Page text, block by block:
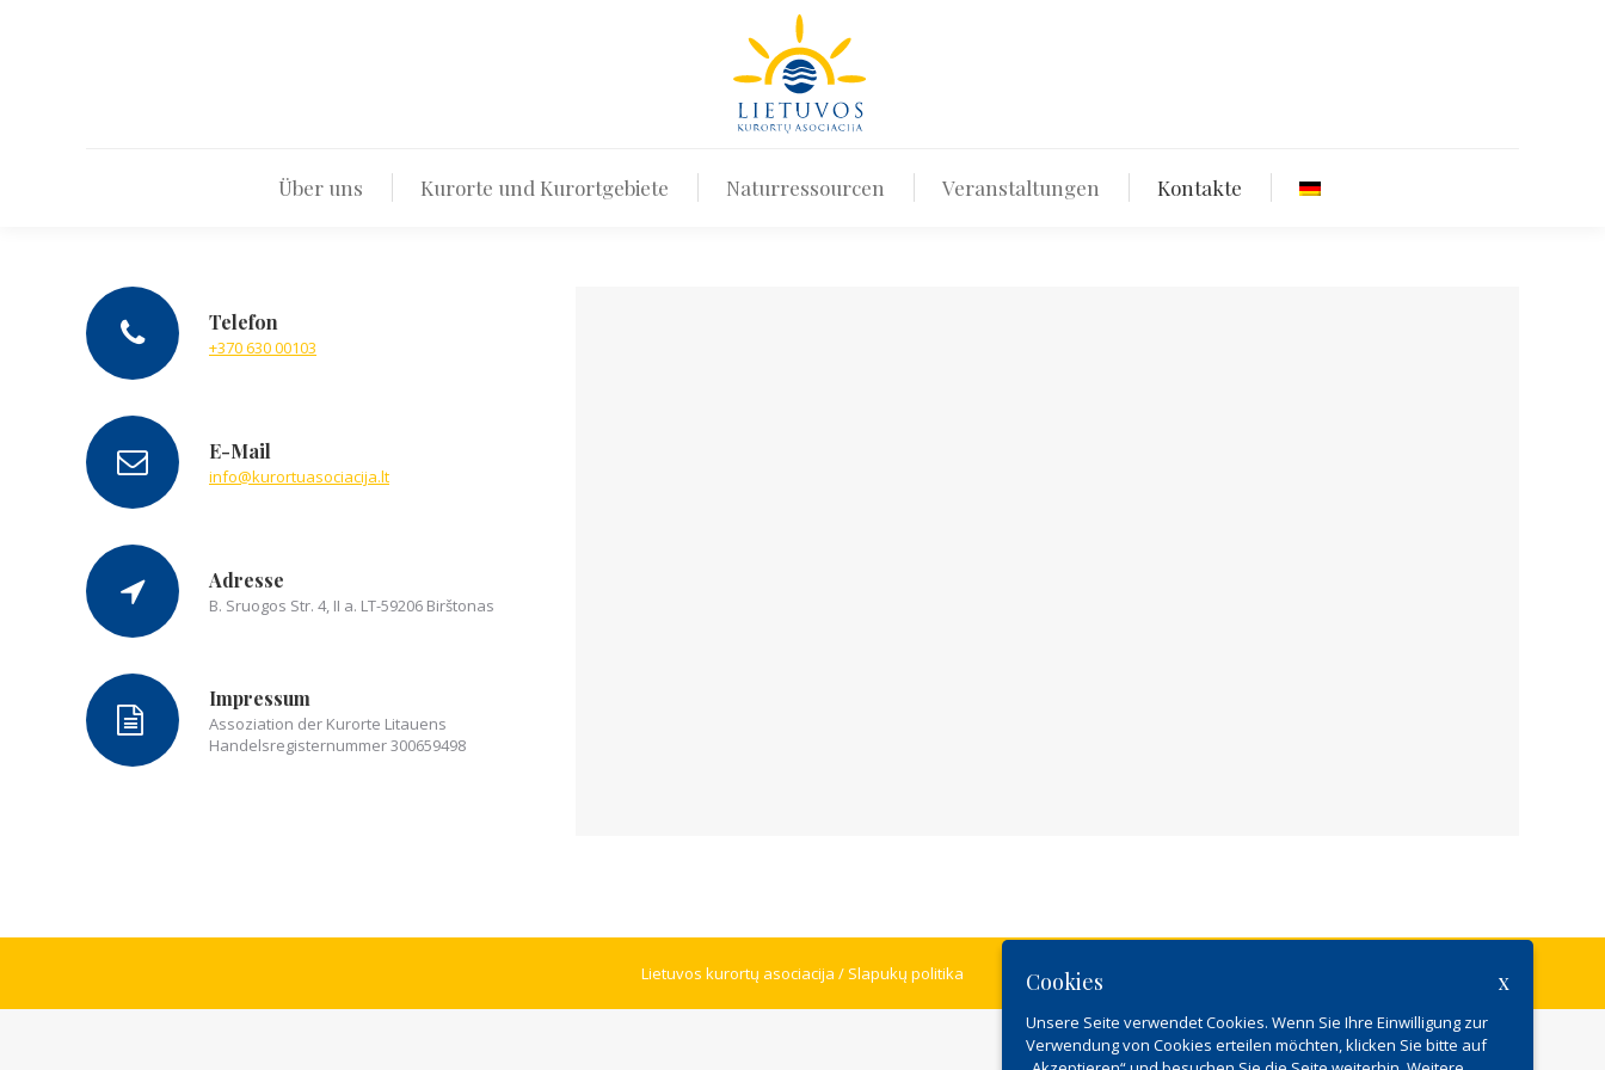
Über uns Kurorte und Kurortgebiete Naturressourcen Veranstaltungen Kontakte
Telefon
+370 630 00103
E-Mail
info@kurortuasociacija.lt
Adresse
B. Sruogos Str. 4, II a. LT-59206 Birštonas
Impressum
Assoziation der Kurorte Litauens
Handelsregisternummer 300659498
Lietuvos kurortų asociacija / Slapukų politika
Kurorte und Kurortgebiete
Cookies x
Unsere Seite verwendet Cookies. Wenn Sie Ihre Einwilligung zur
Verwendung von Cookies erteilen möchten, klicken Sie bitte auf